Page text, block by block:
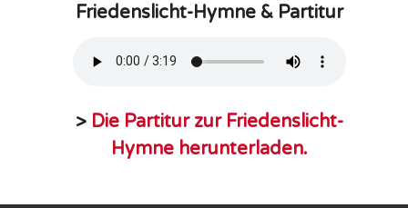
Friedenslicht-Hymne & Partitur
> Die Partitur zur Friedenslicht-
Hymne herunterladen.